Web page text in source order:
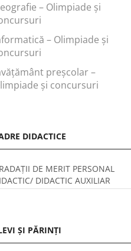
– Olimpiade și
– Olimpiade și
preşcolar –
și concursuri
DIDACTICE
DE MERIT PERSONAL
DIDACTIC AUXILIAR
ȘI PĂRINȚI